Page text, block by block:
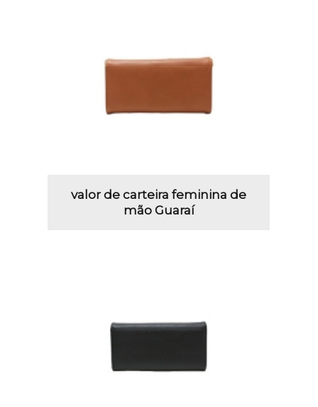
valor de carteira feminina de
mão Guaraí